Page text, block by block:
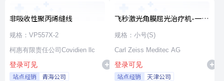
非吸收性聚丙烯缝线
规格：VP557X-2
柯惠有限责任公司Covidien llc
登录可见
站点经销 青海公司
飞秒激光角膜屈光治疗机-一次
性使用无菌治疗包
规格：小号(S)
Carl Zeiss Meditec AG
登录可见
站点经销 天津公司